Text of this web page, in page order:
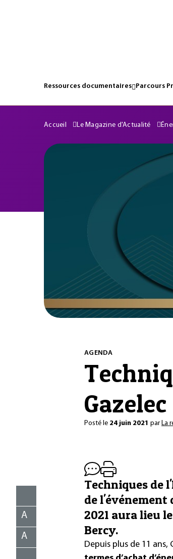
Ressources documentaires Parcours
Accueil Le Magazine d'Actualité
AGENDA
Gazelec
Posté le 24 juin 2021 par La
A
A
Techniques de
de l'événement
2021 aura lieu
Bercy.
Depuis plus de 11 ans,